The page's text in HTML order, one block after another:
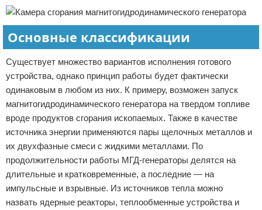
Основные классификации
Существует множество вариантов исполнения готового
устройства, однако принцип работы будет фактически
одинаковым в любом из них. К примеру, возможен запуск
магнитогидродинамического генератора на твердом топливе
вроде продуктов сгорания ископаемых. Также в качестве
источника энергии применяются пары щелочных металлов и
их двухфазные смеси с жидкими металлами. По
продолжительности работы МГД-генераторы делятся на
длительные и кратковременные, а последние — на
импульсные и взрывные. Из источников тепла можно
назвать ядерные реакторы, теплообменные устройства и